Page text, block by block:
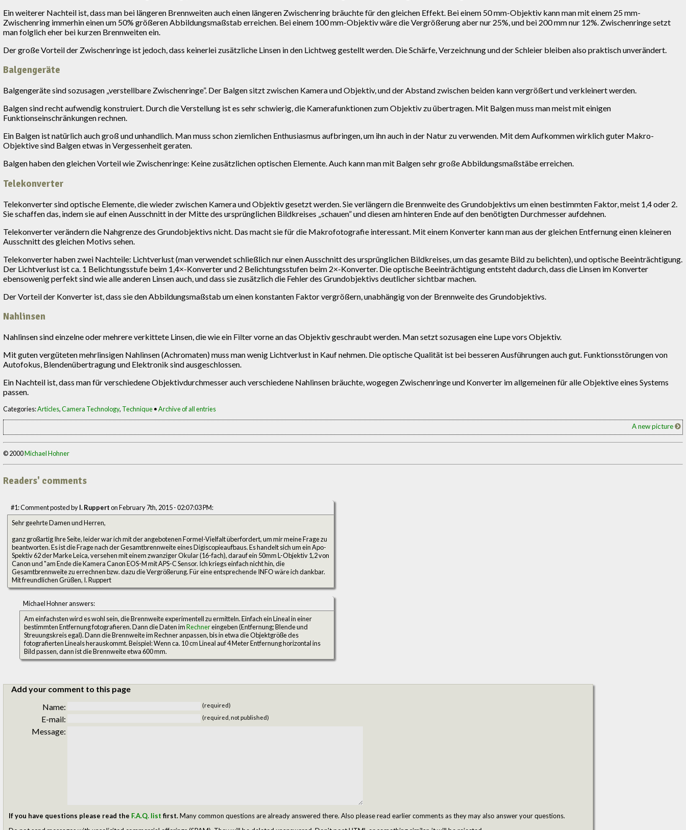
Ein weiterer Nachteil ist, dass man bei längeren Brennweiten auch einen längeren Zwischenring bräuchte für den gleichen Effekt. Bei einem 50 mm-Objektiv kann man mit einem 25 mm-
Zwischenring immerhin einen um 50% größeren Abbildungsmaßstab erreichen. Bei einem 100 mm-Objektiv wäre die Vergrößerung aber nur 25%, und bei 200 mm nur 12%. Zwischenringe setzt
man folglich eher bei kurzen Brennweiten ein.
Der große Vorteil der Zwischenringe ist jedoch, dass keinerlei zusätzliche Linsen in den Lichtweg gestellt werden. Die Schärfe, Verzeichnung und der Schleier bleiben also praktisch unverändert.
Balgengeräte
Balgengeräte sind sozusagen „verstellbare Zwischenringe”. Der Balgen sitzt zwischen Kamera und Objektiv, und der Abstand zwischen beiden kann vergrößert und verkleinert werden.
Balgen sind recht aufwendig konstruiert. Durch die Verstellung ist es sehr schwierig, die Kamerafunktionen zum Objektiv zu übertragen. Mit Balgen muss man meist mit einigen
Funktionseinschränkungen rechnen.
Ein Balgen ist natürlich auch groß und unhandlich. Man muss schon ziemlichen Enthusiasmus aufbringen, um ihn auch in der Natur zu verwenden. Mit dem Aufkommen wirklich guter Makro-
Objektive sind Balgen etwas in Vergessenheit geraten.
Balgen haben den gleichen Vorteil wie Zwischenringe: Keine zusätzlichen optischen Elemente. Auch kann man mit Balgen sehr große Abbildungsmaßstäbe erreichen.
Telekonverter
Telekonverter sind optische Elemente, die wieder zwischen Kamera und Objektiv gesetzt werden. Sie verlängern die Brennweite des Grundobjektivs um einen bestimmten Faktor, meist 1,4 oder 2.
Sie schaffen das, indem sie auf einen Ausschnitt in der Mitte des ursprünglichen Bildkreises „schauen” und diesen am hinteren Ende auf den benötigten Durchmesser aufdehnen.
Telekonverter verändern die Nahgrenze des Grundobjektivs nicht. Das macht sie für die Makrofotografie interessant. Mit einem Konverter kann man aus der gleichen Entfernung einen kleineren
Ausschnitt des gleichen Motivs sehen.
Telekonverter haben zwei Nachteile: Lichtverlust (man verwendet schließlich nur einen Ausschnitt des ursprünglichen Bildkreises, um das gesamte Bild zu belichten), und optische Beeinträchtigung.
Der Lichtverlust ist ca. 1 Belichtungsstufe beim 1,4×-Konverter und 2 Belichtungsstufen beim 2×-Konverter. Die optische Beeinträchtigung entsteht dadurch, dass die Linsen im Konverter
ebensowenig perfekt sind wie alle anderen Linsen auch, und dass sie zusätzlich die Fehler des Grundobjektivs deutlicher sichtbar machen.
Der Vorteil der Konverter ist, dass sie den Abbildungsmaßstab um einen konstanten Faktor vergrößern, unabhängig von der Brennweite des Grundobjektivs.
Nahlinsen
Nahlinsen sind einzelne oder mehrere verkittete Linsen, die wie ein Filter vorne an das Objektiv geschraubt werden. Man setzt sozusagen eine Lupe vors Objektiv.
Mit guten vergüteten mehrlinsigen Nahlinsen (Achromaten) muss man wenig Lichtverlust in Kauf nehmen. Die optische Qualität ist bei besseren Ausführungen auch gut. Funktionsstörungen von
Autofokus, Blendenübertragung und Elektronik sind ausgeschlossen.
Ein Nachteil ist, dass man für verschiedene Objektivdurchmesser auch verschiedene Nahlinsen bräuchte, wogegen Zwischenringe und Konverter im allgemeinen für alle Objektive eines Systems
passen.
Categories:Articles,Camera Technology, Technique•Archive of all entries
A new picture
© 2000Michael Hohner
Readers' comments
#1: Comment posted byI. Rupperton February 7th, 2015 - 02:07:03 PM:
Sehr geehrte Damen und Herren,
ganz großartig Ihre Seite, leider war ich mit der angebotenen Formel-Vielfalt überfordert, um mir meine Frage zu
beantworten. Es ist die Frage nach der Gesamtbrennweite eines Digiscopieaufbaus. Es handelt sich um ein Apo-
Spektiv 62 der Marke Leica, versehen mit einem zwanziger Okular (16-fach), darauf ein 50mm L-Objektiv 1,2 von
Canon und "am Ende die Kamera Canon EOS-M mit APS-C Sensor. Ich kriegs einfach nicht hin, die
Gesamtbrennweite zu errechnen bzw. dazu die Vergrößerung. Für eine entsprechende INFO wäre ich dankbar.
Mit freundlichen Grüßen, I. Ruppert
Michael Hohner answers:
Am einfachsten wird es wohl sein, die Brennweite experimentell zu ermitteln. Einfach ein Lineal in einer
bestimmten Entfernung fotografieren. Dann die Daten imRechnereingeben (Entfernung; Blende und
Streuungskreis egal). Dann die Brennweite im Rechner anpassen, bis in etwa die Objektgröße des
fotografierten Lineals herauskommt. Beispiel: Wenn ca. 10 cm Lineal auf 4 Meter Entfernung horizontal ins
Bild passen, dann ist die Brennweite etwa 600 mm.
Add your comment to this page
Name:
(required)
E-mail: (required, not published)
Message:
If you have questions please read the F.A.Q. list first.Many common questions are already answered there. Also please read earlier comments as they may also answer your questions.